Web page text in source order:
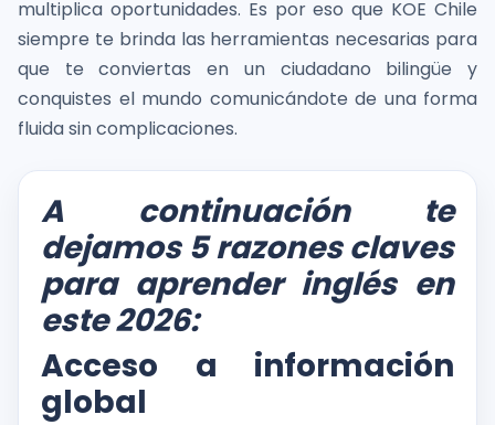
Solicitudes
multiplica oportunidades. Es por eso que KOE Chile
siempre te brinda las herramientas necesarias para
que te conviertas en un ciudadano bilingüe y
conquistes el mundo comunicándote de una forma
fluida sin complicaciones.
A continuación te
dejamos 5 razones claves
para aprender inglés en
este 2026:
Acceso a información
global